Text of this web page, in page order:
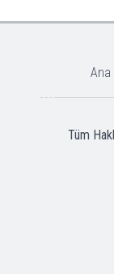
Ana
Tüm